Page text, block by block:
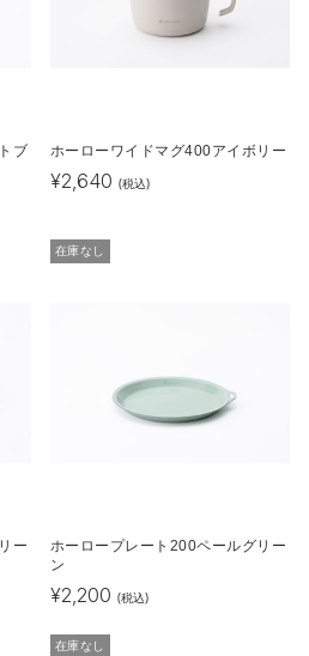
ブ
ホーローワイドマグ400アイボリー
¥2,640 (税込)
ー
在庫なし
ホーロープレート200ペールグリー
ン
¥2,200 (税込)
在庫なし